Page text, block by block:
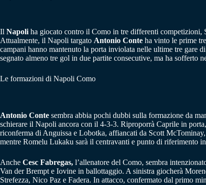
Il Napoliha giocato contro il Como in tre differenti competizioni,
Attualmente, il Napoli targato Antonio Conte ha vinto le prime
campani hanno mantenuto la porta inviolata nelle ultime tre gare
segnato almeno tre gol in due partite consecutive, ma ha sofferto
Le formazioni di Napoli Como
Antonio Conte sembra abbia pochi dubbi sulla formazione da
schierare il Napoli ancora con il 4-3-3. Riproporrà Caprile in
riconferma di Anguissa e Lobotka, affiancati da Scott
mentre Romelu Lukaku sarà il centravanti e punto di riferimento
Anche Cesc Fabregas, l’allenatore del Como, sembra
Van der Brempt e Iovine in ballottaggio. A sinistra giocherà
Strefezza, Nico Paz e Fadera. In attacco, confermato dal primo